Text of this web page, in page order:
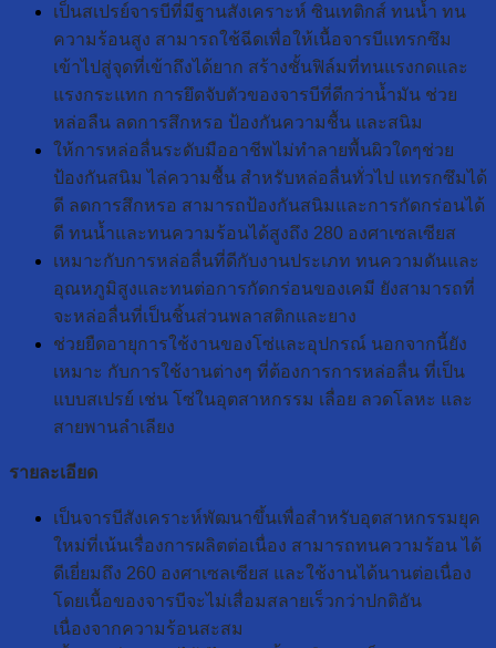
เป็นสเปรย์จารบีที่มีฐานสังเคราะห์ ซินเทติกส์ ทนน้ำ ทน
ความร้อนสูง สามารถใช้ฉีดเพื่อให้เนื้อจารบีแทรกซึม
เข้าไปสู่จุดที่เข้าถึงได้ยาก สร้างชั้นฟิล์มที่ทนแรงกดและ
แรงกระแทก การยึดจับตัวของจารบีที่ดีกว่าน้ำมัน ช่วย
หล่อลืน ลดการสึกหรอ ป้องกันความชื้น และสนิม
ให้การหล่อลื่นระดับมืออาชีพไม่ทำลายพื้นผิวใดๆช่วย
ป้องกันสนิม ไล่ความชื้น สำหรับหล่อลื่นทั่วไป แทรกซึมได้
ดี ลดการสึกหรอ สามารถป้องกันสนิมและการกัดกร่อนได้
ดี ทนน้ำและทนความร้อนได้สูงถึง 280 องศาเซลเซียส
เหมาะกับการหล่อลื่นที่ดีกับงานประเภท ทนความดันและ
อุณหภูมิสูงและทนต่อการกัดกร่อนของเคมี ยังสามารถที่
จะหล่อลื่นที่เป็นชิ้นส่วนพลาสติกและยาง
ช่วยยืดอายุการใช้งานของโซ่และอุปกรณ์ นอกจากนี้ยัง
เหมาะ กับการใช้งานต่างๆ ที่ต้องการการหล่อลื่น ที่เป็น
แบบสเปรย์ เช่น โซ่ในอุตสาหกรรม เลื่อย ลวดโลหะ และ
สายพานลำเลียง
รายละเอียด
เป็นจารบีสังเคราะห์พัฒนาขึ้นเพื่อสำหรับอุตสาหกรรมยุค
ใหม่ที่เน้นเรื่องการผลิตต่อเนื่อง สามารถทนความร้อน ได้
ดีเยี่ยมถึง 260 องศาเซลเซียส และใช้งานได้นานต่อเนื่อง
โดยเนื้อของจารบีจะไม่เสื่อมสลายเร็วกว่าปกติอัน
เนื่องจากความร้อนสะสม